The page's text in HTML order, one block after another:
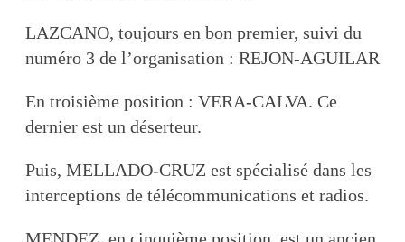
LAZCANO, toujours en bon premier, suivi du
numéro 3 de l’organisation : REJON-AGUILAR
En troisième position : VERA-CALVA. Ce
dernier est un déserteur.
Puis, MELLADO-CRUZ est spécialisé dans les
interceptions de télécommunications et radios.
MENDEZ, en cinquième position, est un ancien